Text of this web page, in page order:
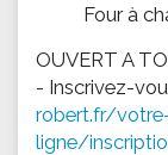
Four à
OUVERT A
- Inscrivez-
robert.fr/
ligne/